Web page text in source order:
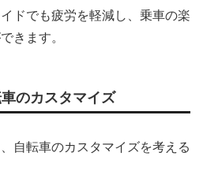
ドでも疲労を軽減し、乗車の楽
きます。
のカスタマイズ
自転車のカスタマイズを考える